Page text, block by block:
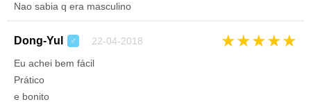
Nao sabia q era masculino
Dong-Yul ♂ 22-04-2018 ★★★★★
Eu achei bem fácil
Prático
e bonito